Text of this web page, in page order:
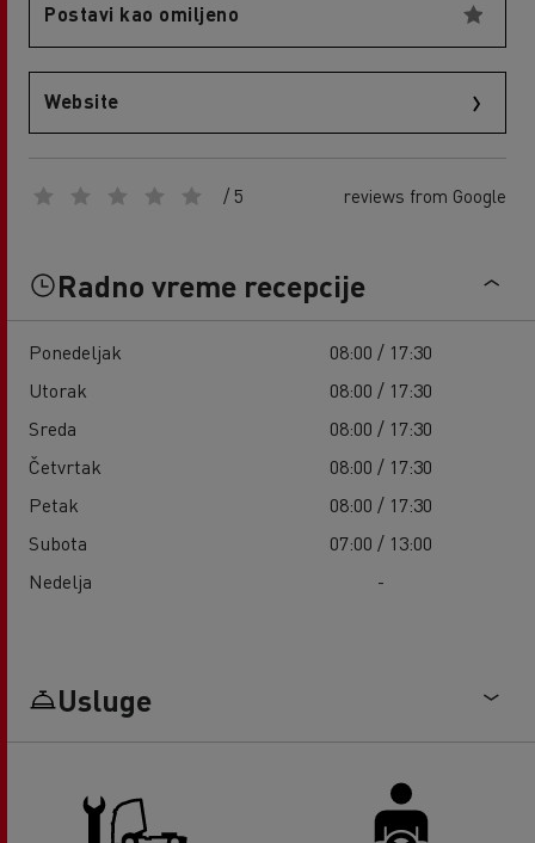
Postavi kao omiljeno
Website
/ 5 reviews from Google
Radno vreme recepcije
Ponedeljak
08:00 / 17:30
Utorak
08:00 / 17:30
Sreda
08:00 / 17:30
Četvrtak
08:00 / 17:30
Petak
08:00 / 17:30
Subota
07:00 / 13:00
Nedelja
-
Usluge